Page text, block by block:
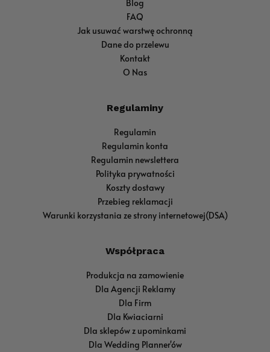
Blog
FAQ
Jak usuwać warstwę ochronną
Dane do przelewu
Kontakt
O Nas
Regulaminy
Regulamin
Regulamin konta
Regulamin newslettera
Polityka prywatności
Koszty dostawy
Przebieg reklamacji
Warunki korzystania ze strony internetowej(DSA)
Współpraca
Produkcja na zamowienie
Dla Agencji Reklamy
Dla Firm
Dla Kwiaciarni
Dla sklepów z upominkami
Dla Wedding Planner'ów